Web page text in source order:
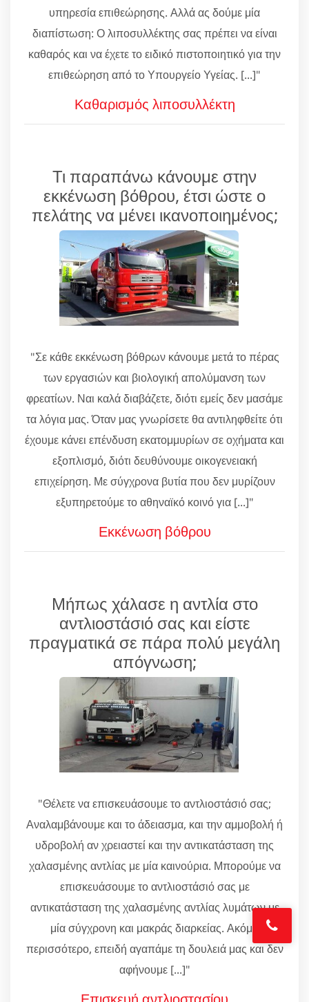
υπηρεσία επιθεώρησης. Αλλά ας δούμε μία
διαπίστωση: Ο λιποσυλλέκτης σας πρέπει να είναι
καθαρός και να έχετε το ειδικό πιστοποιητικό για την
επιθεώρηση από το Υπουργείο Υγείας. [...]"
Καθαρισμός λιποσυλλέκτη
Τι παραπάνω κάνουμε στην
εκκένωση βόθρου, έτσι ώστε ο
πελάτης να μένει ικανοποιημένος;
"Σε κάθε εκκένωση βόθρων κάνουμε μετά το πέρας
των εργασιών και βιολογική απολύμανση των
φρεατίων. Ναι καλά διαβάζετε, διότι εμείς δεν μασάμε
τα λόγια μας. Όταν μας γνωρίσετε θα αντιληφθείτε ότι
έχουμε κάνει επένδυση εκατομμυρίων σε οχήματα και
εξοπλισμό, διότι δευθύνουμε οικογενειακή
επιχείρηση. Με σύγχρονα βυτία που δεν μυρίζουν
εξυπηρετούμε το αθηναϊκό κοινό για [...]"
Εκκένωση βόθρου
Μήπως χάλασε η αντλία στο
αντλιοστάσιό σας και είστε
πραγματικά σε πάρα πολύ μεγάλη
απόγνωση;
"Θέλετε να επισκευάσουμε το αντλιοστάσιό σας;
Αναλαμβάνουμε και το άδειασμα, και την αμμοβολή ή
υδροβολή αν χρειαστεί και την αντικατάσταση της
χαλασμένης αντλίας με μία καινούρια. Μπορούμε να
επισκευάσουμε το αντλιοστάσιό σας με
αντικατάσταση της χαλασμένης αντλίας λυμάτων με
μία σύγχρονη και μακράς διαρκείας. Ακόμη
περισσότερο, επειδή αγαπάμε τη δουλειά μας και δεν
αφήνουμε [...]"